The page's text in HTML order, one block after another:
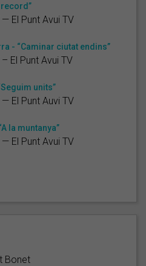
record”
El Punt Avui TV
- “Caminar ciutat endins”
El Punt Avui TV
units”
El Punt Auvi TV
la muntanya”
El Punt Avui TV
Bonet